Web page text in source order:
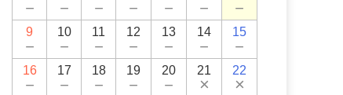
－ － － － － － －
9
－
10
－
11
－
12
－
13
－
14
－
15
－
16
－
17
－
18
－
19
－
20
－
21
×
22
×